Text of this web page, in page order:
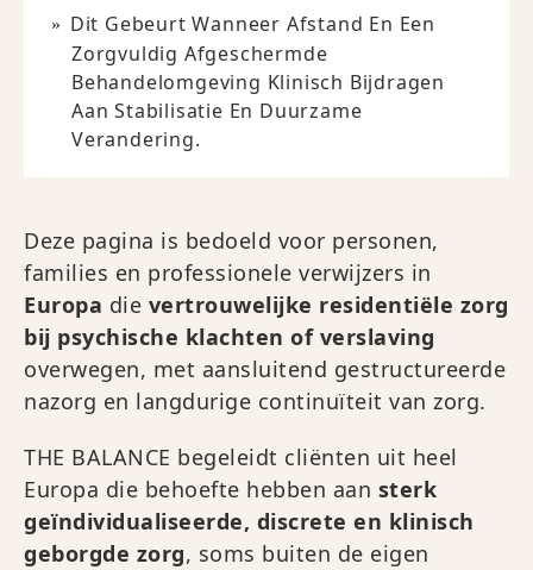
Dit Gebeurt Wanneer Afstand En Een
Zorgvuldig Afgeschermde
Behandelomgeving Klinisch Bijdragen
Aan Stabilisatie En Duurzame
Verandering.
Deze pagina is bedoeld voor personen,
families en professionele verwijzers in
Europa die vertrouwelijke residentiële zorg
bij psychische klachten of verslaving
overwegen, met aansluitend gestructureerde
nazorg en langdurige continuïteit van zorg.
THE BALANCE begeleidt cliënten uit heel
Europa die behoefte hebben aan sterk
geïndividualiseerde, discrete en klinisch
geborgde zorg, soms buiten de eigen